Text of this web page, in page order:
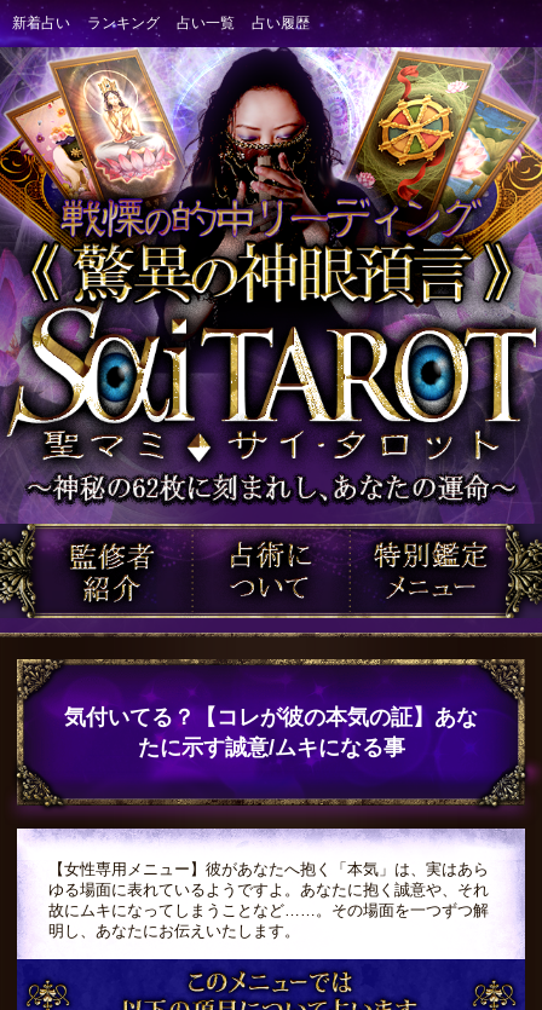
気付いてる？【コレが彼の本気の証】あな
たに示す誠意/ムキになる事
【女性専用メニュー】彼があなたへ抱く「本気」は、実はあら
ゆる場面に表れているようですよ。あなたに抱く誠意や、それ
故にムキになってしまうことなど……。その場面を一つずつ解
明し、あなたにお伝えいたします。